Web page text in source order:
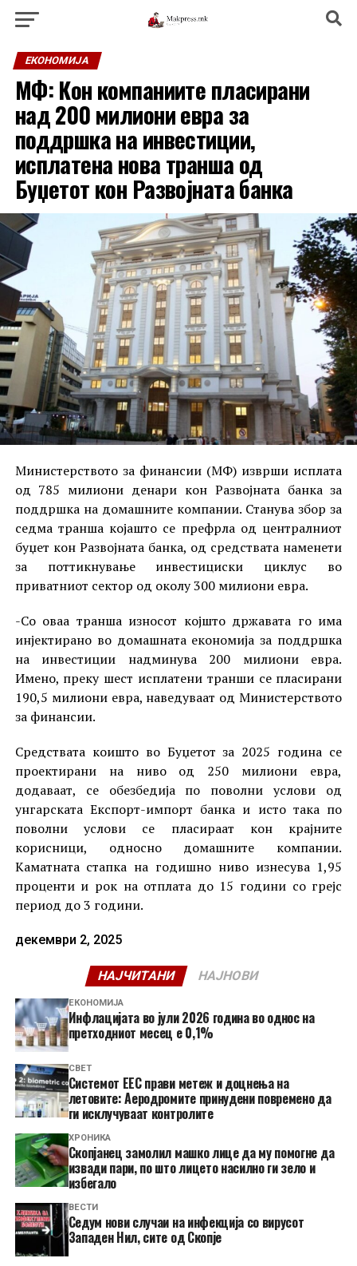
ЕКОНОМИЈА
МФ: Кон компаниите пласирани
над 200 милиони евра за
поддршка на инвестиции,
исплатена нова транша од
Буџетот кон Развојната банка
Министерството за финансии (МФ) изврши исплата
од 785 милиони денари кон Развојната банка за
поддршка на домашните компании. Станува збор за
седма транша којашто се префрла од централниот
буџет кон Развојната банка, од средствата наменети
за поттикнување инвестициски циклус во
приватниот сектор од околу 300 милиони евра.
-Со оваа транша износот којшто државата го има
инјектирано во домашната економија за поддршка
на инвестиции надминува 200 милиони евра.
Имено, преку шест исплатени транши се пласирани
190,5 милиони евра, наведуваат од Министерството
за финансии.
Средствата коишто во Буџетот за 2025 година се
проектирани на ниво од 250 милиони евра,
додаваат, се обезбедија по поволни услови од
унгарската Експорт-импорт банка и исто така по
поволни услови се пласираат кон крајните
корисници, односно домашните компании.
Каматната стапка на годишно ниво изнесува 1,95
проценти и рок на отплата до 15 години со грејс
период до 3 години.
декември 2, 2025
НАЈЧИТАНИ НАЈНОВИ
ЕКОНОМИЈА
Инфлацијата во јули 2026 година во однос на
претходниот месец е 0,1%
СВЕТ
Системот ЕЕС прави метеж и доцнења на
летовите: Аеродромите принудени повремено да
ги исклучуваат контролите
ХРОНИКА
Скопјанец замолил машко лице да му помогне да
извади пари, по што лицето насилно ги зело и
избегало
ВЕСТИ
Седум нови случаи на инфекција со вирусот
Западен Нил, сите од Скопје